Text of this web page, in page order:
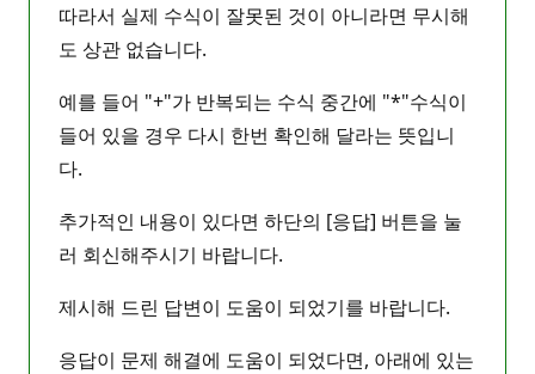
따라서 실제 수식이 잘못된 것이 아니라면 무시해
도 상관 없습니다.
예를 들어 "+"가 반복되는 수식 중간에 "*"수식이
들어 있을 경우 다시 한번 확인해 달라는 뜻입니
다.
추가적인 내용이 있다면 하단의 [응답] 버튼을 눌
러 회신해주시기 바랍니다.
제시해 드린 답변이 도움이 되었기를 바랍니다.
응답이 문제 해결에 도움이 되었다면, 아래에 있는